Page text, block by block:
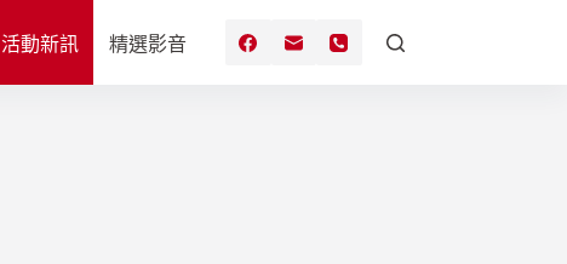
活動新訊 精選影音